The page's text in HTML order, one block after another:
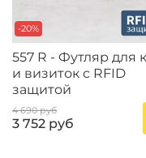
-20%
557 R - Футляр для
и визиток с RFID
защитой
4 690 руб
3 752 руб